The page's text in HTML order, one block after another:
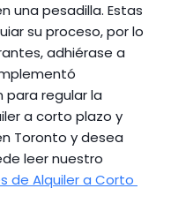
una pesadilla. Estas
su proceso, por lo
adhiérase a
regular la
a corto plazo y
Toronto y desea
leer nuestro
de Alquiler a Corto